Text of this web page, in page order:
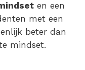
en een
met een
beter dan
mindset.